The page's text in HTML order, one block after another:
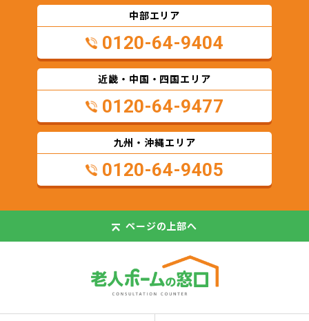
中部エリア
0120-64-9404
近畿・中国・四国エリア
0120-64-9477
九州・沖縄エリア
0120-64-9405
ページの上部へ